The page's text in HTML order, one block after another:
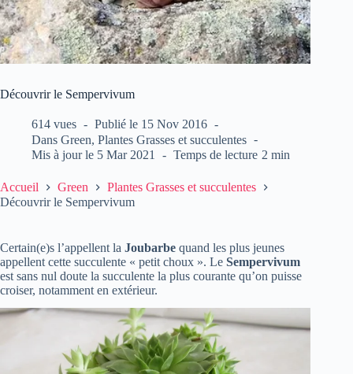
Découvrir le Sempervivum
614 vues Publié le 15 Nov 2016
Dans Green,Plantes Grasses et succulentes
Mis à jour le 5 Mar 2021 Temps de lecture 2 min
Accueil Green
Plantes Grasses et succulentes
Découvrir le Sempervivum
Certain(e)s l’appellent la Joubarbe quand les plus jeunes
appellent cette succulente « petit choux ». Le Sempervivum
est sans nul doute la succulente la plus courante qu’on puisse
croiser, notamment en extérieur.